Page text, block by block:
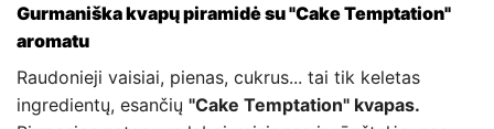
Gurmaniška kvapų piramidė su "Cake Temptation"
aromatu
Raudonieji vaisiai, pienas, cukrus... tai tik keletas
ingredientų, esančių "Cake Temptation" kvapas.